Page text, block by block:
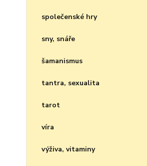
společenské hry
sny, snáře
šamanismus
tantra, sexualita
tarot
víra
výživa, vitaminy